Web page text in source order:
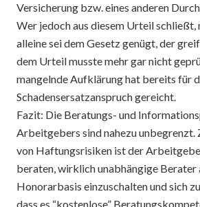
Versicherung bzw. eines anderen
Wer jedoch aus diesem Urteil
alleine sei dem Gesetz genügt, der
dem Urteil musste mehr gar nicht
mangelnde Aufklärung hat bereits für
Schadensersatzanspruch gereicht.
Fazit: Die Beratungs- und
Arbeitgebers sind nahezu unbegrenzt.
von Haftungsrisiken ist der
beraten, wirklich unabhängige
Honorarbasis einzuschalten und sich
dass es “kostenlose”